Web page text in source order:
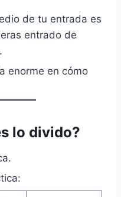
de tu entrada es
entrado de
enorme en cómo
lo divido?